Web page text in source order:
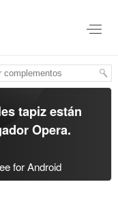
tapiz están
Opera.
for Android